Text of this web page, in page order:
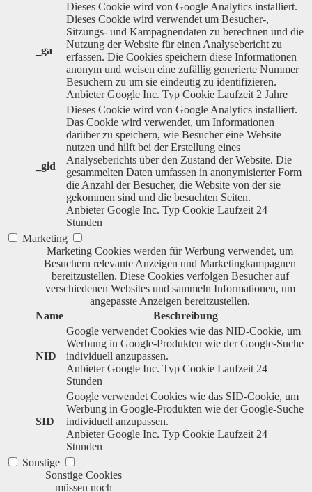
_ga
Dieses Cookie wird von Google Analytics installiert.
Dieses Cookie wird verwendet um Besucher-,
Sitzungs- und Kampagnendaten zu berechnen und die
Nutzung der Website für einen Analysebericht zu
erfassen. Die Cookies speichern diese Informationen
anonym und weisen eine zufällig generierte Nummer
Besuchern zu um sie eindeutig zu identifizieren.
Anbieter Google Inc. Typ Cookie Laufzeit 2 Jahre
_gid
Dieses Cookie wird von Google Analytics installiert.
Das Cookie wird verwendet, um Informationen
darüber zu speichern, wie Besucher eine Website
nutzen und hilft bei der Erstellung eines
Analyseberichts über den Zustand der Website. Die
gesammelten Daten umfassen in anonymisierter Form
die Anzahl der Besucher, die Website von der sie
gekommen sind und die besuchten Seiten.
Anbieter Google Inc. Typ Cookie Laufzeit 24
Stunden
Marketing
Marketing Cookies werden für Werbung verwendet, um
Besuchern relevante Anzeigen und Marketingkampagnen
bereitzustellen. Diese Cookies verfolgen Besucher auf
verschiedenen Websites und sammeln Informationen, um
angepasste Anzeigen bereitzustellen.
Name
Beschreibung
NID
Google verwendet Cookies wie das NID-Cookie, um
Werbung in Google-Produkten wie der Google-Suche
individuell anzupassen.
Anbieter Google Inc. Typ Cookie Laufzeit 24
Stunden
SID
Google verwendet Cookies wie das SID-Cookie, um
Werbung in Google-Produkten wie der Google-Suche
individuell anzupassen.
Anbieter Google Inc. Typ Cookie Laufzeit 24
Stunden
Sonstige
Sonstige Cookies
müssen noch